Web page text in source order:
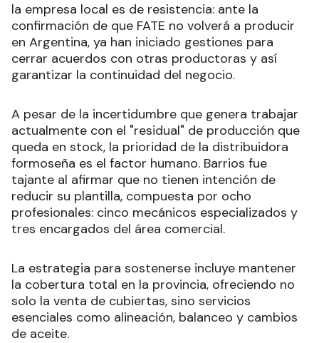
la empresa local es de resistencia: ante la
confirmación de que FATE no volverá a producir
en Argentina, ya han iniciado gestiones para
cerrar acuerdos con otras productoras y así
garantizar la continuidad del negocio.
A pesar de la incertidumbre que genera trabajar
actualmente con el "residual" de producción que
queda en stock, la prioridad de la distribuidora
formoseña es el factor humano. Barrios fue
tajante al afirmar que no tienen intención de
reducir su plantilla, compuesta por ocho
profesionales: cinco mecánicos especializados y
tres encargados del área comercial.
La estrategia para sostenerse incluye mantener
la cobertura total en la provincia, ofreciendo no
solo la venta de cubiertas, sino servicios
esenciales como alineación, balanceo y cambios
de aceite.